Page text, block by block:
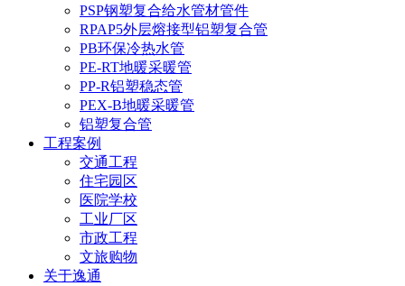
PSP钢塑复合给水管材管件
RPAP5外层熔接型铝塑复合管
PB环保冷热水管
PE-RT地暖采暖管
PP-R铝塑稳态管
PEX-B地暖采暖管
铝塑复合管
工程案例
交通工程
住宅园区
医院学校
工业厂区
市政工程
文旅购物
关于逸通